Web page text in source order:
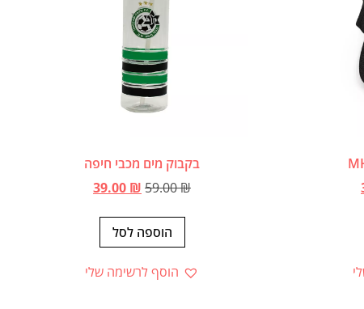
בקבוק מים מכבי חיפה
59.00₪
39.00 ₪
הוספה לסל
הוסף לרשימה שלי